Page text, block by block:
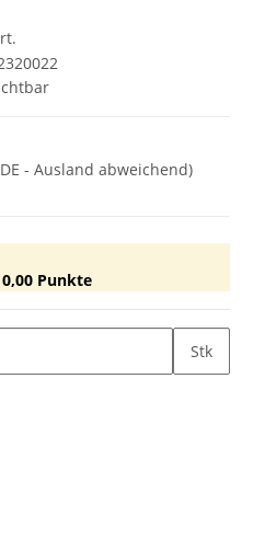
- Ausland abweichend)
0,00 Punkte
Stk